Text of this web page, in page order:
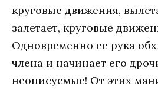
круговые движения,
залетает, круговые
Одновременно ее рука
члена и начинает его
неописуемые! От этих